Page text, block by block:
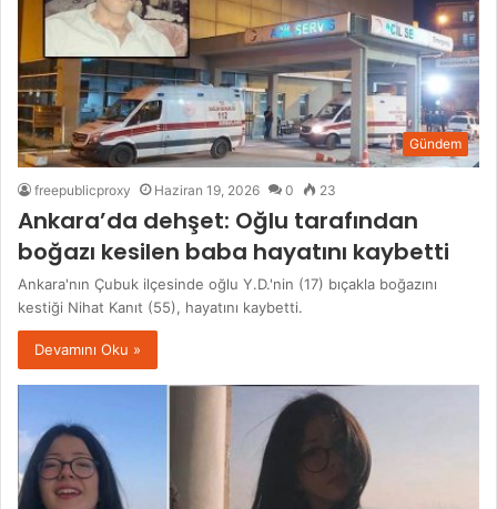
Gündem
freepublicproxy Haziran 19, 2026 0 23
Ankara’da dehşet: Oğlu tarafından
boğazı kesilen baba hayatını kaybetti
Ankara'nın Çubuk ilçesinde oğlu Y.D.'nin (17) bıçakla boğazını
kestiği Nihat Kanıt (55), hayatını kaybetti.
Devamını Oku »